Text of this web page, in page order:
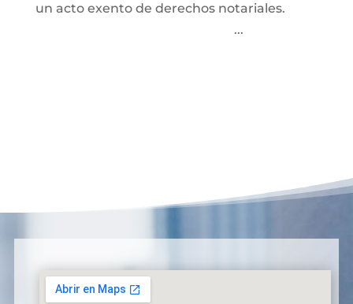
un acto exento de derechos notariales.
...